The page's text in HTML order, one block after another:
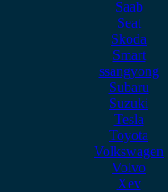
Saab
Seat
Skoda
Smart
ssangyong
Subaru
Suzuki
Tesla
Toyota
Volkswagen
Volvo
Xev